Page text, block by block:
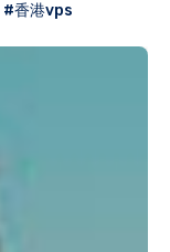
#香港vps